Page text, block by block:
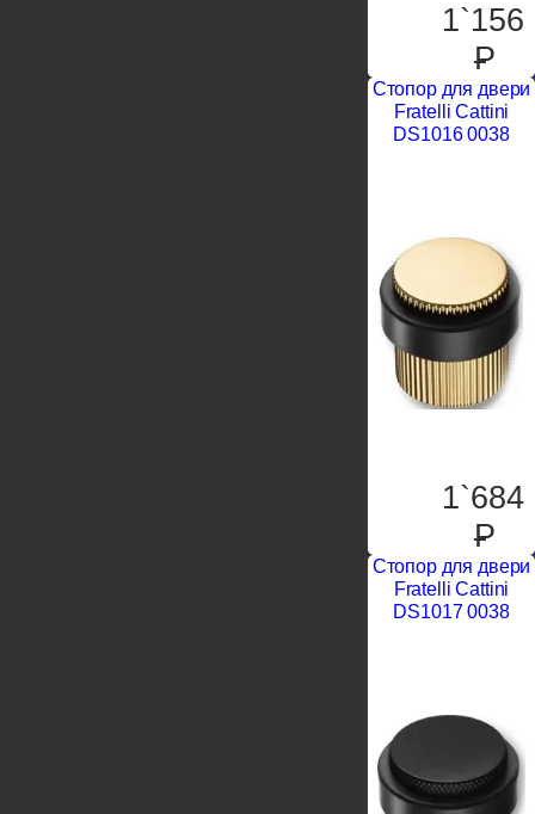
1`156
P
Стопор для двери
Fratelli Cattini
DS1016 0038
1`684
P
Стопор для двери
Fratelli Cattini
DS1017 0038